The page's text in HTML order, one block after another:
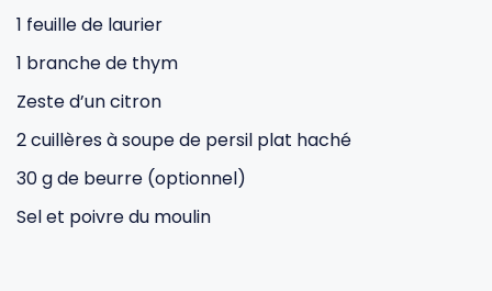
1 feuille de laurier
1 branche de thym
Zeste d’un citron
2 cuillères à soupe de persil plat haché
30 g de beurre (optionnel)
Sel et poivre du moulin